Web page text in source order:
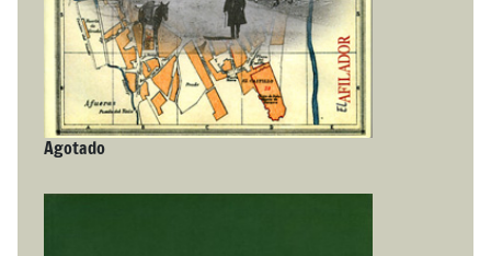
Agotado